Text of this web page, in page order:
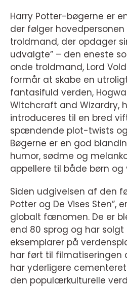
Harry Potter-bøgerne er
der følger hovedpersonen
troldmand, der opdager
udvalgte” – den eneste
onde troldmand, Lord
formår at skabe en
fantasifuld verden,
Witchcraft and Wizardry,
introduceres til en bred
spændende plot-twists
Bøgerne er en god
humor, sødme og
appellere til både børn og
Siden udgivelsen af den
Potter og De Vises Sten”,
globalt fænomen. De er
end 80 sprog og har solgt
eksemplarer på
har ført til filmatiseringen
har yderligere
den populærkulturelle